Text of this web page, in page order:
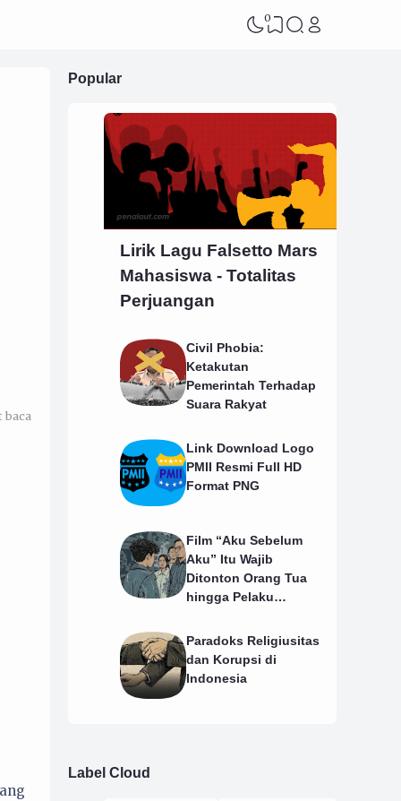
0
baca
Popular
Lirik Lagu Falsetto Mars
Mahasiswa - Totalitas
Perjuangan
Civil Phobia:
Ketakutan
Pemerintah Terhadap
Suara Rakyat
Link Download Logo
PMII Resmi Full HD
Format PNG
Film “Aku Sebelum
Aku” Itu Wajib
Ditonton Orang Tua
hingga Pelaku
Paradoks Religiusitas
dan Korupsi di
Indonesia
Label Cloud